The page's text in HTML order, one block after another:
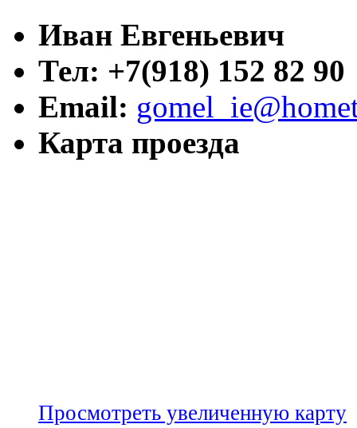
Иван Евгеньевич
Тел: +7(918) 152 82 90
Email:
Карта проезда
Просмотреть увеличенную карту